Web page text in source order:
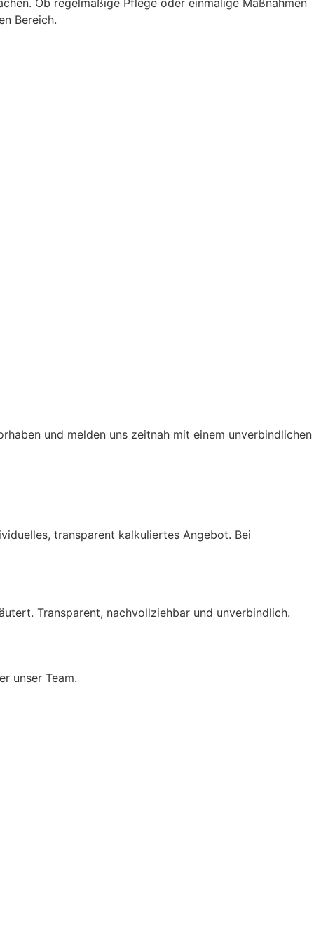
Ob regelmäßige Pflege oder einmalige Maßnahmen
Bereich.
und melden uns zeitnah mit einem unverbindlichen
transparent kalkuliertes Angebot. Bei
Transparent, nachvollziehbar und unverbindlich.
unser Team.